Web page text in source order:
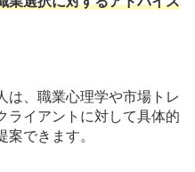
は、職業心理学や市場トレ
ライアントに対して具体的
できます。